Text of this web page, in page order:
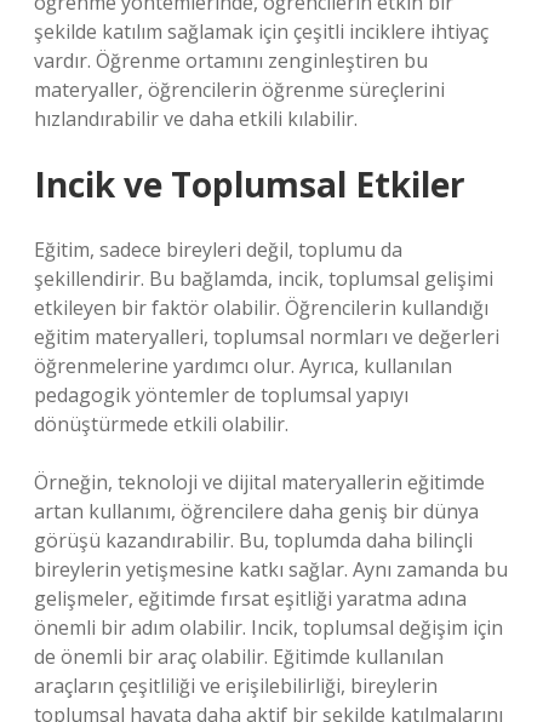
şekilde katılım sağlamak için çeşitli inciklere ihtiyaç
vardır. Öğrenme ortamını zenginleştiren bu
materyaller, öğrencilerin öğrenme süreçlerini
hızlandırabilir ve daha etkili kılabilir.
Incik ve Toplumsal Etkiler
Eğitim, sadece bireyleri değil, toplumu da
şekillendirir. Bu bağlamda, incik, toplumsal gelişimi
etkileyen bir faktör olabilir. Öğrencilerin kullandığı
eğitim materyalleri, toplumsal normları ve değerleri
öğrenmelerine yardımcı olur. Ayrıca, kullanılan
pedagogik yöntemler de toplumsal yapıyı
dönüştürmede etkili olabilir.
Örneğin, teknoloji ve dijital materyallerin eğitimde
artan kullanımı, öğrencilere daha geniş bir dünya
görüşü kazandırabilir. Bu, toplumda daha bilinçli
bireylerin yetişmesine katkı sağlar. Aynı zamanda bu
gelişmeler, eğitimde fırsat eşitliği yaratma adına
önemli bir adım olabilir. Incik, toplumsal değişim için
de önemli bir araç olabilir. Eğitimde kullanılan
araçların çeşitliliği ve erişilebilirliği, bireylerin
toplumsal hayata daha aktif bir şekilde katılmalarını